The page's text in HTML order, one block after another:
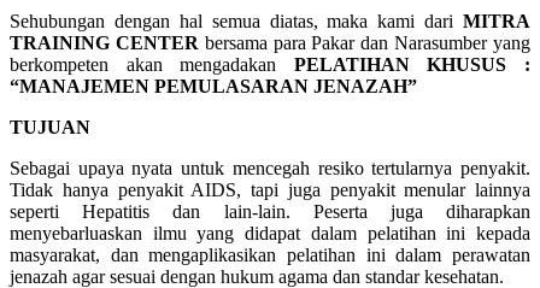
Sehubungan dengan hal semua diatas, maka kami dari MITRA
TRAINING CENTER bersama para Pakar dan Narasumber yang
berkompeten akan mengadakan PELATIHAN KHUSUS :
“MANAJEMEN PEMULASARAN JENAZAH”
TUJUAN
Sebagai upaya nyata untuk mencegah resiko tertularnya penyakit.
Tidak hanya penyakit AIDS, tapi juga penyakit menular lainnya
seperti Hepatitis dan lain-lain. Peserta juga diharapkan
menyebarluaskan ilmu yang didapat dalam pelatihan ini kepada
masyarakat, dan mengaplikasikan pelatihan ini dalam perawatan
jenazah agar sesuai dengan hukum agama dan standar kesehatan.